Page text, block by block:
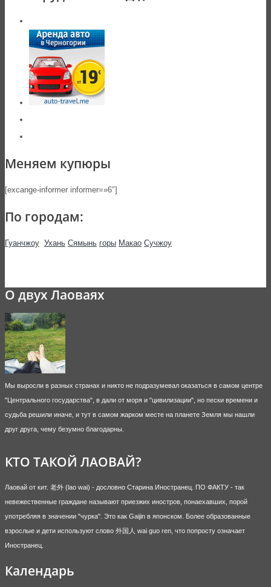
Меняем купюры
[excange-informer informer=»6″]
По городам:
Гуанчжоу Ухань Сямынь горы Макао Сучжоу
О двух Лаоваях
Мы выросли в разных странах и никто не подразумевал оказаться в самом центре
"Центрального государства", в дали от моря и "цивилизации", но пески времени и
судьба решили иначе, и тут в самом жарком месте на планете Земля мы нашли
друг друга, чему безумно благодарны.
КТО ТАКОЙ ЛАОВАЙ?
Лаовай от кит. 老外 (lao wai) - дословно Старина Иностранец. ПО ФАКТУ - так
невежественные граждане называют приезжих иностров, понаехавших, порой
употребляя в значении "чурка". Это как Gaijin в японском. Более образованные
взрослые и дети используют слово 外国人 wai guo ren, что попросту означает
Иностранец.
Календарь